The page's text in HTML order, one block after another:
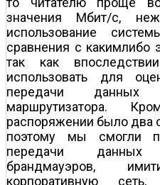
значения Мбит/с,
использование
сравнения с каким­либо
так как
использовать для
передачи данных
маршрутизатора.
распоряжении было два
поэтому мы смогли
передачи
брандмауэров,
корпоративную